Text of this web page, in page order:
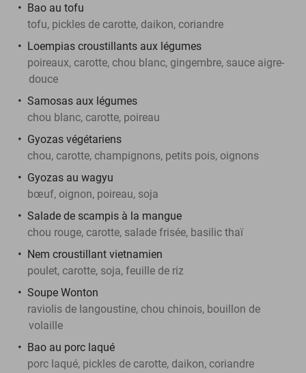
Bao au tofu
tofu, pickles de carotte, daikon, coriandre
Loempias croustillants aux légumes
poireaux, carotte, chou blanc, gingembre, sauce aigre-
douce
Samosas aux légumes
chou blanc, carotte, poireau
Gyozas végétariens
chou, carotte, champignons, petits pois, oignons
Gyozas au wagyu
bœuf, oignon, poireau, soja
Salade de scampis à la mangue
chou rouge, carotte, salade frisée, basilic thaï
Nem croustillant vietnamien
poulet, carotte, soja, feuille de riz
Soupe Wonton
raviolis de langoustine, chou chinois, bouillon de
volaille
Bao au porc laqué
porc laqué, pickles de carotte, daikon, coriandre